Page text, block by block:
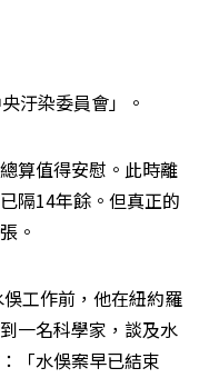
汙染委員會」。
算值得安慰。此時離
隔14年餘。但真正的
。
工作前，他在紐約羅
一名科學家，談及水
「水俁案早已結束